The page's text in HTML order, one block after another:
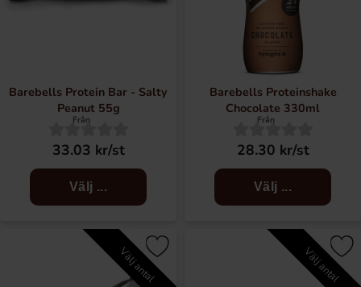
Barebells Protein Bar - Salty
Peanut 55g
Från
33.03 kr/st
Välj ...
Barebells Proteinshake
Chocolate 330ml
Från
28.30 kr/st
Välj ...
Välj antal Välj antal